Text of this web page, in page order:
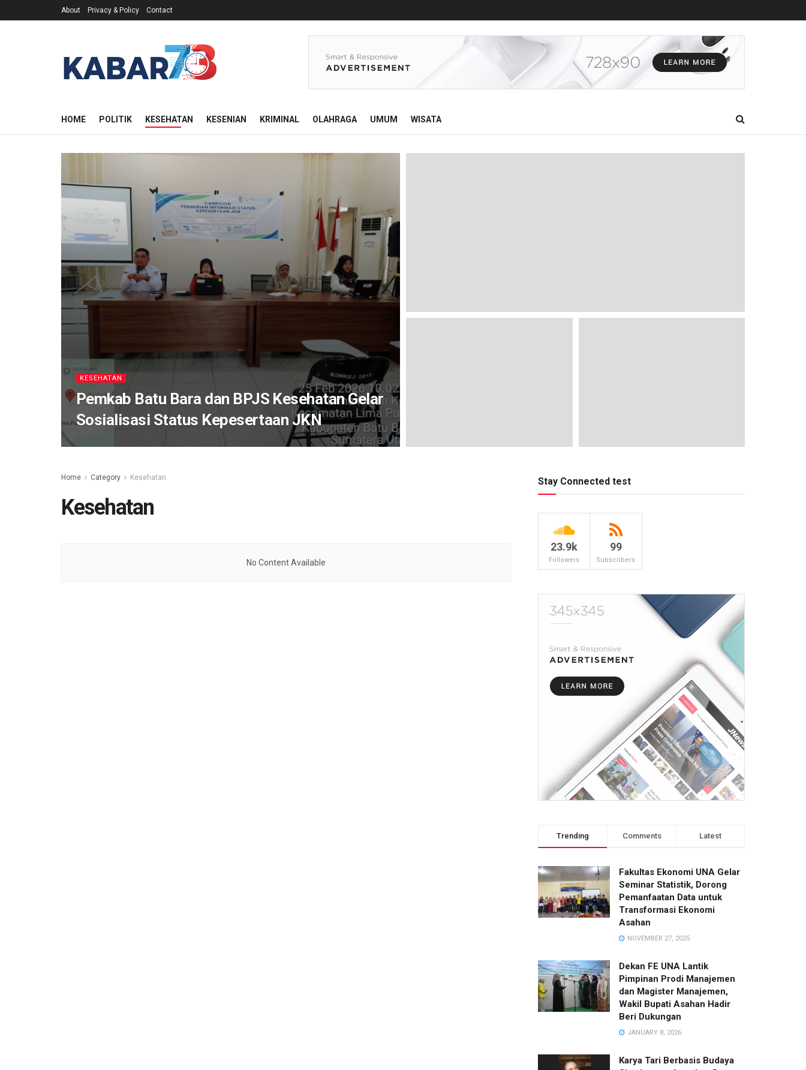
About Privacy & Policy Contact
HOME POLITIK KESEHATAN KESENIAN KRIMINAL OLAHRAGA UMUM WISATA
KESEHATAN
Pemkab Batu Bara dan BPJS Kesehatan Gelar
Sosialisasi Status Kepesertaan JKN
Home Category Kesehatan
Kesehatan
No Content Available
Stay Connected test
23.9k
Followers
99
Subscribers
Trending Comments Latest
Fakultas Ekonomi UNA Gelar
Seminar Statistik, Dorong
Pemanfaatan Data untuk
Transformasi Ekonomi
Asahan
NOVEMBER 27, 2025
Dekan FE UNA Lantik
Pimpinan Prodi Manajemen
dan Magister Manajemen,
Wakil Bupati Asahan Hadir
Beri Dukungan
JANUARY 8, 2026
Karya Tari Berbasis Budaya